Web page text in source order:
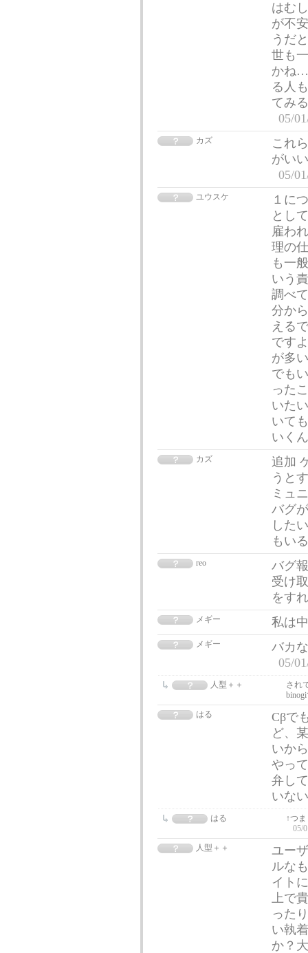
はむ
が不
うだ
世も
かね…
る人
てみ
05/
カズ
これ
がい
05/
ユウスケ
１に
とし
雇わ
理の
も一
いう
調べ
分か
える
です
が多
でも
った
いた
いて
いく
カズ
追加
うと
ミュ
バグ
した
もい
reo
バグ
受け
をす
メギー 私は
メギー
バカ
05/
人型＋＋
され
はる
Cβで
ど、
いか
やっ
弁し
いな
はる
↑つ
05/
人型＋＋
ユー
ルな
イト
上で
った
い執
か？